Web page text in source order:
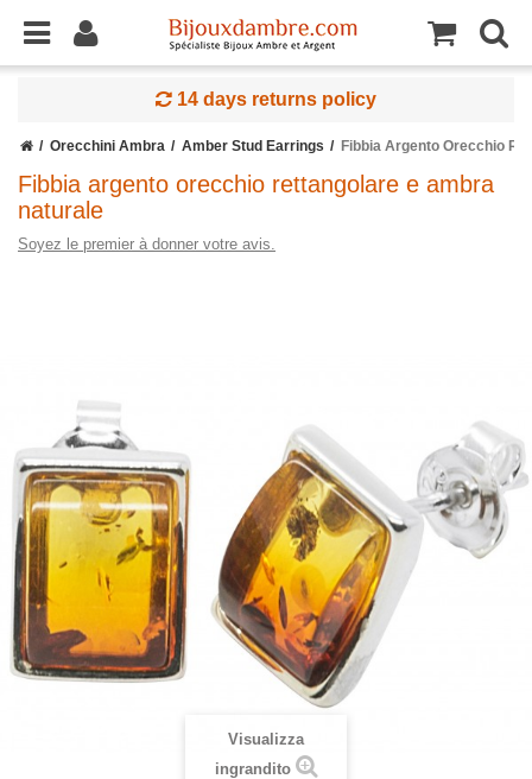
14 days returns policy
Orecchini Ambra Amber Stud Earrings Fibbia Argento Orecchio
Fibbia argento orecchio rettangolare e ambra
naturale
Soyez le premier à donner votre avis.
Visualizza
ingrandito